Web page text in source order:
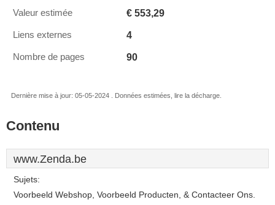
Valeur estimée € 553,29
Liens externes 4
Nombre de pages 90
Dernière mise à jour: 05-05-2024 . Données estimées, lire la décharge.
Contenu
www.Zenda.be
Sujets:
Voorbeeld Webshop, Voorbeeld Producten, & Contacteer Ons.